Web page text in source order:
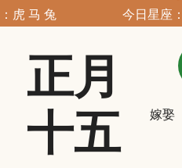
虎 马 兔 今日星座
正月
十五
嫁娶